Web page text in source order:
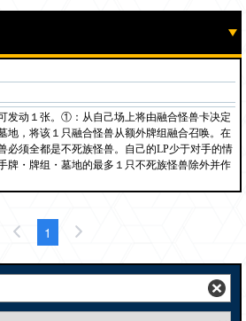
发动１张。①：从自己场上将由融合怪兽卡决定
地，将该１只融合怪兽从额外牌组融合召唤。在
必须全都是不死族怪兽。自己的LP少于对手的情
牌・牌组・墓地的最多１只不死族怪兽除外并作
1